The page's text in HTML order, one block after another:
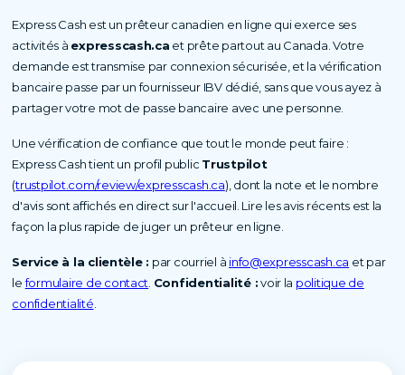
Express Cash est un prêteur canadien en ligne qui exerce ses
activités à expresscash.ca et prête partout au Canada. Votre
demande est transmise par connexion sécurisée, et la vérification
bancaire passe par un fournisseur IBV dédié, sans que vous ayez à
partager votre mot de passe bancaire avec une personne.
Une vérification de confiance que tout le monde peut faire :
Express Cash tient un profil public Trustpilot
(trustpilot.com/review/expresscash.ca), dont la note et le nombre
d'avis sont affichés en direct sur l'accueil. Lire les avis récents est la
façon la plus rapide de juger un prêteur en ligne.
Service à la clientèle : par courriel à info@expresscash.ca et par
leformulaire de contact Confidentialité :voir la politique de
confidentialité